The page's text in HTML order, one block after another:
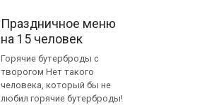
Праздничное меню
на 15 человек
Горячие бутерброды с
творогом Нет такого
человека, который бы не
любил горячие бутерброды!